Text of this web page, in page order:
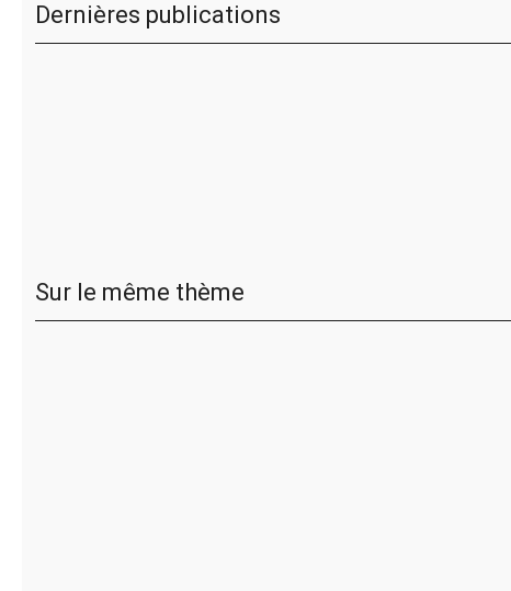
Dernières publications
Sur le même thème